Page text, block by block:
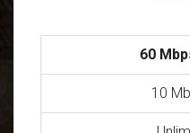
60
10